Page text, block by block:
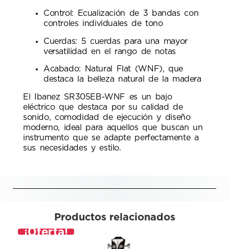
Control: Ecualización de 3 bandas con
controles individuales de tono
Cuerdas: 5 cuerdas para una mayor
versatilidad en el rango de notas
Acabado: Natural Flat (WNF), que
destaca la belleza natural de la madera
El Ibanez SR305EB-WNF es un bajo
eléctrico que destaca por su calidad de
sonido, comodidad de ejecución y diseño
moderno, ideal para aquellos que buscan un
instrumento que se adapte perfectamente a
sus necesidades y estilo.
Productos relacionados
¡Oferta!